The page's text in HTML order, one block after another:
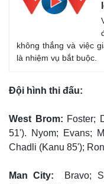
không thắng và việc
là nhiệm vụ bắt buộc.
Đội hình thi đấu:
West Brom: Foster;
51'). Nyom; Evans;
Chadli (Kanu 85');
Man City:
Bravo;